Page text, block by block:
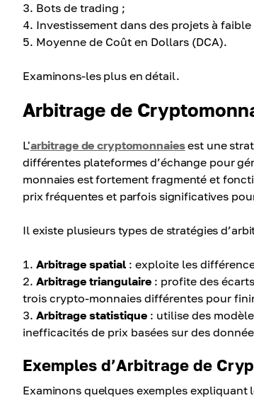
Bots de trading ;
Investissement dans des projets à
Moyenne de Coût en Dollars (DCA).
Examinons-les plus en détail.
Arbitrage de
L'arbitrage de cryptomonnaiesest une
différentes plateformes d’échange pour
monnaies est fortement fragmenté et
prix fréquentes et parfois significatives
Il existe plusieurs types de stratégies
Arbitrage spatial : exploite les
Arbitrage triangulaire : profite des
trois crypto-monnaies différentes pour
Arbitrage statistique : utilise des
inefficacités de prix basées sur des
Exemples d’Arbitrage de
Examinons quelques exemples expliquant